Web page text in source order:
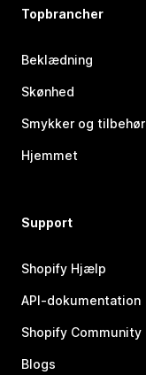
Topbrancher
Beklædning
Skønhed
Smykker og tilbehør
Hjemmet
Support
Shopify Hjælp
API-dokumentation
Shopify Community
Blogs